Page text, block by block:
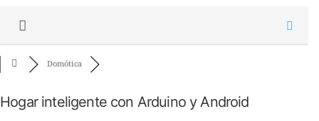
Domótica
Hogar inteligente con Arduino y Android